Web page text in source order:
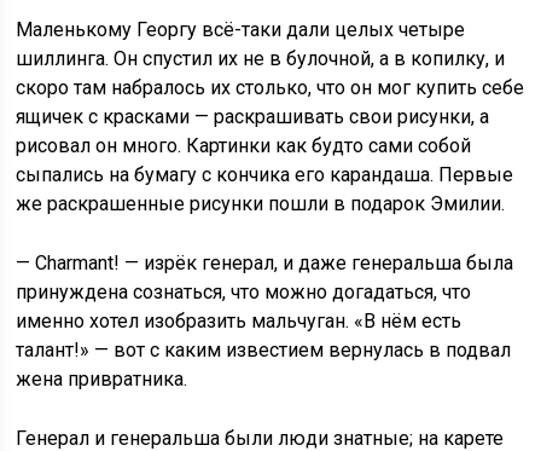
Маленькому Георгу всё-таки дали целых четыре
шиллинга. Он спустил их не в булочной, а в копилку, и
скоро там набралось их столько, что он мог купить себе
ящичек с красками — раскрашивать свои рисунки, а
рисовал он много. Картинки как будто сами собой
сыпались на бумагу с кончика его карандаша. Первые
же раскрашенные рисунки пошли в подарок Эмилии.
— Charmant! — изрёк генерал, и даже генеральша была
принуждена сознаться, что можно догадаться, что
именно хотел изобразить мальчуган. «В нём есть
талант!» — вот с каким известием вернулась в подвал
жена привратника.
Генерал и генеральша были люди знатные; на карете